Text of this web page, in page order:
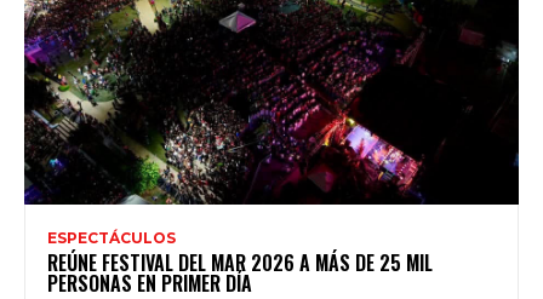
ESPECTÁCULOS
REÚNE FESTIVAL DEL MAR 2026 A MÁS DE 25 MIL
PERSONAS EN PRIMER DÍA